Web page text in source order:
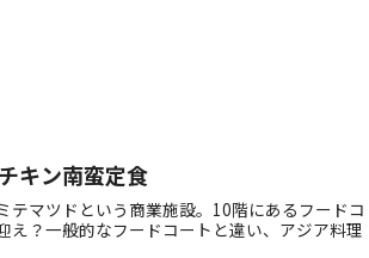
キン南蛮定食
マツドという商業施設。10階にあるフードコ
？一般的なフードコートと違い、アジア料理